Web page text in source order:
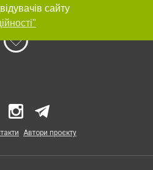
сайту
Автори проєкту